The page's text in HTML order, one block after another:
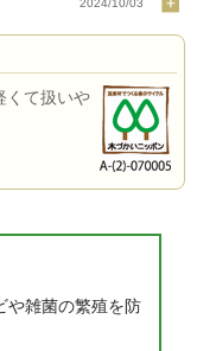
くて扱いや
や雑菌の繁殖を防